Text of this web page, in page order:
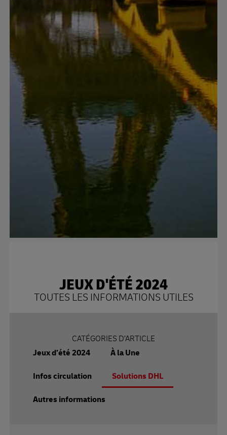
JEUX D'ÉTÉ 2024
TOUTES LES INFORMATIONS UTILES
CATÉGORIES D’ARTICLE
Jeux d’été 2024
À la Une
Infos circulation Solutions DHL
Autres informations